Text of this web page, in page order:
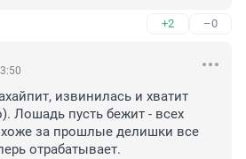
+2 –0
извинилась и хватит
Лошадь пусть бежит - всех
за прошлые делишки все
отрабатывает.